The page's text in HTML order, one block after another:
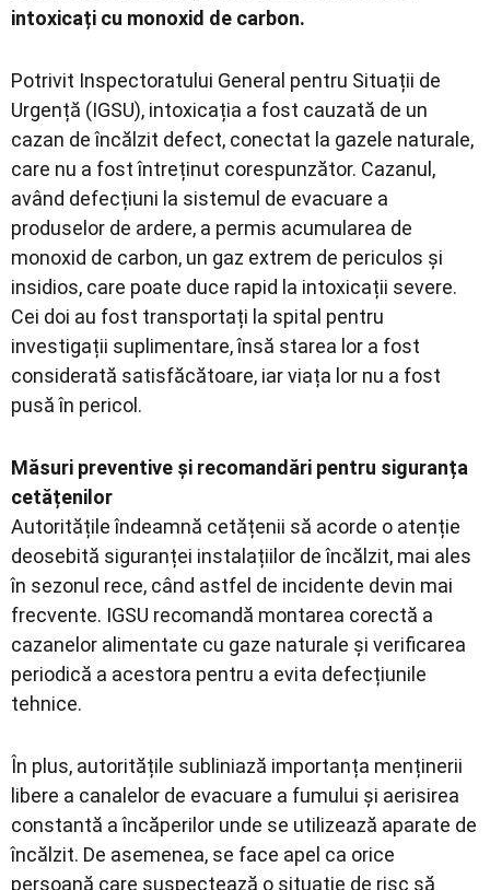
intoxicați cu monoxid de carbon.
Potrivit Inspectoratului General pentru Situații de
Urgență (IGSU), intoxicația a fost cauzată de un
cazan de încălzit defect, conectat la gazele naturale,
care nu a fost întreținut corespunzător. Cazanul,
având defecțiuni la sistemul de evacuare a
produselor de ardere, a permis acumularea de
monoxid de carbon, un gaz extrem de periculos și
insidios, care poate duce rapid la intoxicații severe.
Cei doi au fost transportați la spital pentru
investigații suplimentare, însă starea lor a fost
considerată satisfăcătoare, iar viața lor nu a fost
pusă în pericol.
Măsuri preventive și recomandări pentru siguranța
cetățenilor
Autoritățile îndeamnă cetățenii să acorde o atenție
deosebită siguranței instalațiilor de încălzit, mai ales
în sezonul rece, când astfel de incidente devin mai
frecvente. IGSU recomandă montarea corectă a
cazanelor alimentate cu gaze naturale și verificarea
periodică a acestora pentru a evita defecțiunile
tehnice.
În plus, autoritățile subliniază importanța menținerii
libere a canalelor de evacuare a fumului și aerisirea
constantă a încăperilor unde se utilizează aparate de
încălzit. De asemenea, se face apel ca orice
persoană care suspectează o situație de risc să